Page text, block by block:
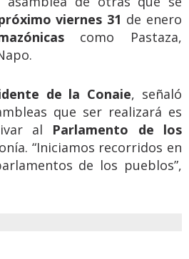
viernes 31 de enero
como Pastaza,
de la Conaie, señaló
que ser realizará es
al Parlamento de los
“Iniciamos recorridos en
de los pueblos”,